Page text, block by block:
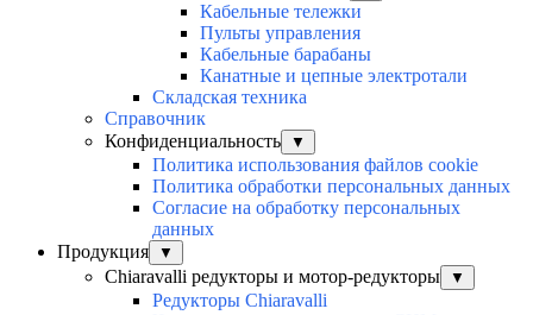
Кабельные тележки
Пульты управления
Кабельные барабаны
Канатные и цепные электротали
Складская техника
Справочник
Конфиденциальность
▼
Политика использования файлов cookie
Политика обработки персональных данных
Согласие на обработку персональных
данных
Продукция
▼
Chiaravalli редукторы и мотор-редукторы ▼
Редукторы Chiaravalli